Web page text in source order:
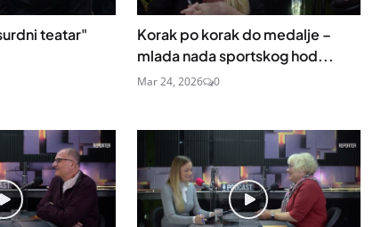
teatar"
Korak po korak do medalje –
mlada nada sportskog hod...
Mar 24, 2026 0